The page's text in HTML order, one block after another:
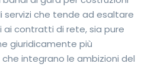
servizi che tende ad esaltare
contratti di rete, sia pure
giuridicamente più
integrano le ambizioni del